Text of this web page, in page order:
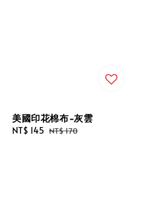
美國印花棉布-灰雲
Sale
NT$ 145 Regular
NT$ 170